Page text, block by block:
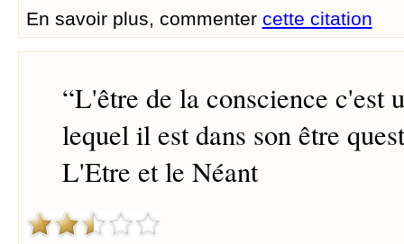
En savoir plus, commenter cette citation
“L'être de la conscience c'est
lequel il est dans son être
L'Etre et le Néant